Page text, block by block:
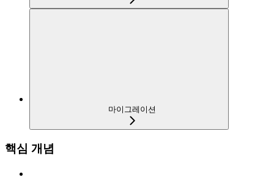
마이그레이션
핵심 개념